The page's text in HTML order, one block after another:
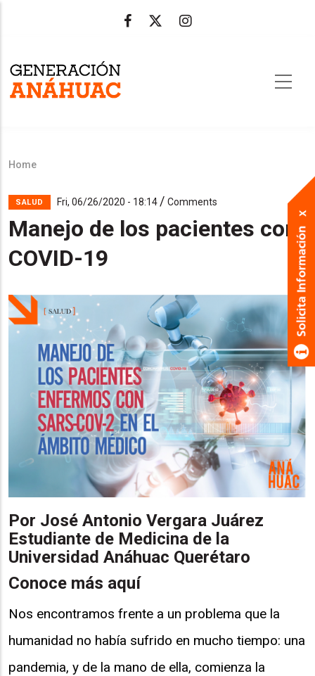
main
content
Breadcrumb
Home
SALUD Fri, 06/26/2020 - 18:14 / Comments
Manejo de los pacientes con
COVID-19
Por José Antonio Vergara Juárez
Estudiante de Medicina de la
Universidad Anáhuac Querétaro
Conoce más aquí
Nos encontramos frente a un problema que la
humanidad no había sufrido en mucho tiempo: una
pandemia, y de la mano de ella, comienza la